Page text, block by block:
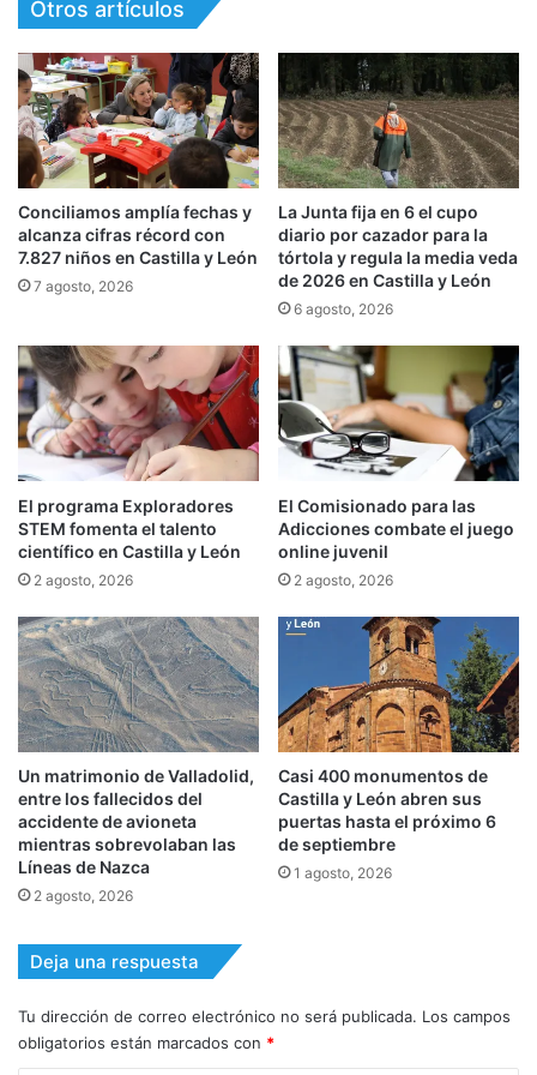
Otros artículos
Conciliamos amplía fechas y
alcanza cifras récord con
7.827 niños en Castilla y León
7 agosto, 2026
La Junta fija en 6 el cupo
diario por cazador para la
tórtola y regula la media veda
de 2026 en Castilla y León
6 agosto, 2026
El programa Exploradores
STEM fomenta el talento
científico en Castilla y León
2 agosto, 2026
El Comisionado para las
Adicciones combate el juego
online juvenil
2 agosto, 2026
Un matrimonio de Valladolid,
entre los fallecidos del
accidente de avioneta
mientras sobrevolaban las
Líneas de Nazca
2 agosto, 2026
Casi 400 monumentos de
Castilla y León abren sus
puertas hasta el próximo 6
de septiembre
1 agosto, 2026
Deja una respuesta
Tu dirección de correo electrónico no será publicada. Los campos
obligatorios están marcados con *